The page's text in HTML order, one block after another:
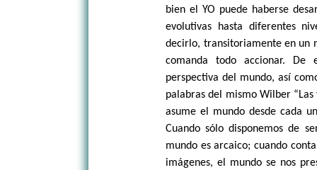
bien el YO puede haberse
evolutivas hasta diferentes
decirlo, transitoriamente en un
comanda todo accionar. De
perspectiva del mundo, así
palabras del mismo Wilber
asume el mundo desde cada
Cuando sólo disponemos de
mundo es arcaico; cuando
imágenes, el mundo se nos